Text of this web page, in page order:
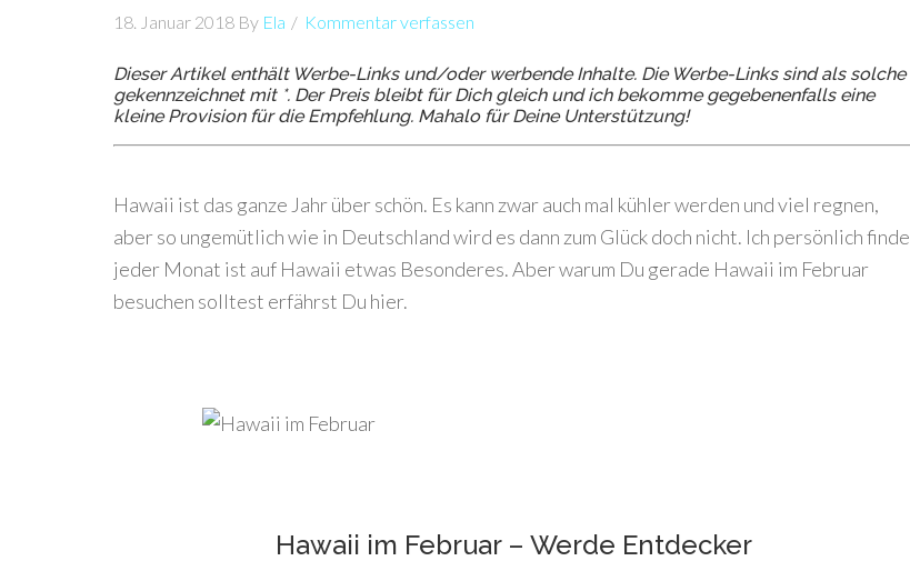
18. Januar 2018 By Ela Kommentar verfassen
Dieser Artikel enthält Werbe-Links und/oder werbende Inhalte. Die Werbe-Links sind als solche
gekennzeichnet mit *. Der Preis bleibt für Dich gleich und ich bekomme gegebenenfalls eine
kleine Provision für die Empfehlung. Mahalo für Deine Unterstützung!
Hawaii ist das ganze Jahr über schön. Es kann zwar auch mal kühler werden und viel regnen,
aber so ungemütlich wie in Deutschland wird es dann zum Glück doch nicht. Ich persönlich finde
jeder Monat ist auf Hawaii etwas Besonderes. Aber warum Du gerade Hawaii im Februar
besuchen solltest erfährst Du hier.
Hawaii im Februar – Werde Entdecker